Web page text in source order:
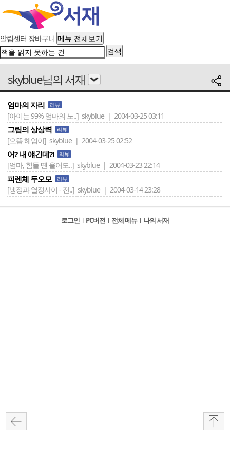
알림센터 장바구니 메뉴 전체보기
검색
skyblue님의 서재
엄마의 자리 리뷰
[아이는 99% 엄마의 노..] skyblue | 2004-03-25 03:11
그림의 상상력 리뷰
[으뜸 헤엄이] skyblue | 2004-03-25 02:52
어? 내 얘긴데?! 리뷰
[엄마, 힘들 땐 울어도..] skyblue | 2004-03-23 22:14
피렌체 두오모 리뷰
[냉정과 열정사이 - 전..] skyblue | 2004-03-14 23:28
로그인 l PC버전 l 전체 메뉴 l 나의 서재